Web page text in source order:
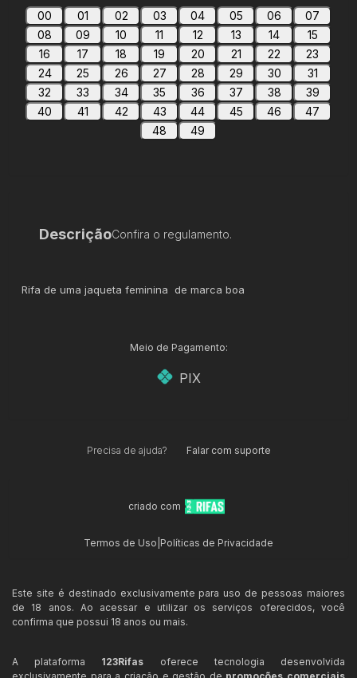
00 01 02 03 04 05 06
07
08
09 10 11 12 13 14
15
16
17 18 19 20 21 22
23
24
25 26 27 28 29 30
31
32
33 34 35 36 37 38
39
40
41 42 43 44 45 46
47
48
49
DescriçãoConfira o regulamento.
Rifa de uma jaqueta feminina de marca boa
Meio de Pagamento:
PIX
Precisa de ajuda? Falar com suporte
criado com
Termos de Uso Políticas de Privacidade
Este site é destinado exclusivamente para uso de pessoas maiores
de 18 anos. Ao acessar e utilizar os serviços oferecidos, você
confirma que possui 18 anos ou mais.
A plataforma 123Rifas oferece tecnologia desenvolvida